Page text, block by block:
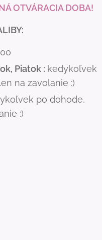
OTVÁRACIA DOBA!
Piatok : kedykoľvek
na zavolanie :)
po dohode,
:)